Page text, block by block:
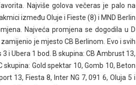
Najviše golova večeras je palo na
između Oluje i Fieste (8) i MND Berlin
Najveća promjena se dogodila u D
je mjesto CB Berlinom. Evo i svih
i Ubera 1 bod. B skupina: CB Ambrust 13,
skupina: Gold spektar 10, Gomb 10, Beton
13, Fiesta 8, Inter NG 7, 091 6, Oluja 5 i